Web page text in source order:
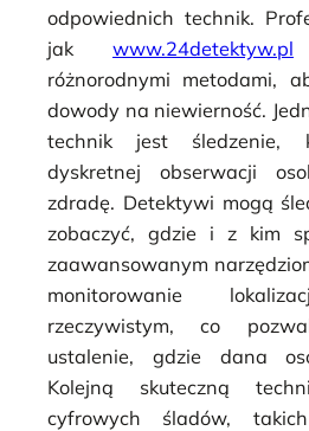
odpowiednich technik.
jak www.24detektyw.pl
różnorodnymi metodami,
dowody na niewierność.
technik jest śledzenie,
dyskretnej obserwacji
zdradę. Detektywi mogą
zobaczyć, gdzie i z kim
zaawansowanym
monitorowanie
rzeczywistym, co
ustalenie, gdzie dana
Kolejną skuteczną
cyfrowych śladów,